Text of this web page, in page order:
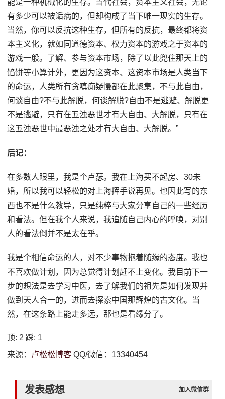
有多少可以被诟病的，但却构成了当下唯一现实的生存。
当然，你可以反抗这种生存，但所有的反抗，最终都将资
本主义化，就如同道德资本、权力资本的游戏之于资本的
游戏一般。了解、参与资本市场，除了以此兜住那天上的
馅饼等小算计外，更因为这资本、这资本市场是人类当下
的命运，人类所有贪嗔痴疑慢都在此聚集，不与此自由，
何谈自由?不与此解脱，何谈解脱?自由不是逃避、解脱更
不是逃避，只有在五浊恶世才有大自由、大解脱，只有在
这五浊恶世中最恶浊之处才有大自由、大解脱。”
后记：
在多数人眼里，我是个卢瑟。我在上海买不起房、30未
婚，所以我可以轻松的对上海挥手说再见。也因此写的东
西也不是什么教导，只是纯粹与大家分享自己的一些经历
和看法。但在我个人来说，我追随自己内心的呼唤，对别
人的看法倒并不是太在乎。
我是个相信命运的人，对不少事物抱着随缘的态度。我也
不喜欢做计划，因为总觉得计划赶不上变化。我目前下一
步的想法是去学习中医，去了解我们的祖先是如何发现并
做到天人合一的，进而去探索中国那辉煌的古文化。当
然，在这条路上能走多远，那也是看缘分了。
顶: 2 踩: 1
来源： 卢松松博客 QQ/微信：13340454
发表感想 加入微信群